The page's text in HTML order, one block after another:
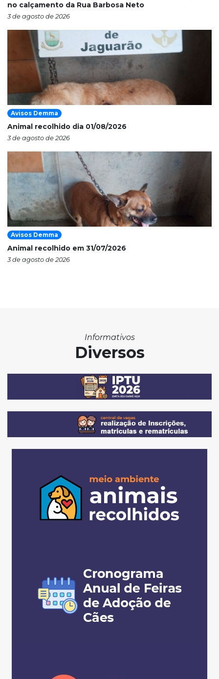
no calçamento da Rua Barbosa Neto
3 de agosto de 2026
Avisos Demma
Animal recolhido dia 01/08/2026
3 de agosto de 2026
Avisos Demma
Animal recolhido em 31/07/2026
3 de agosto de 2026
Informativos
Diversos